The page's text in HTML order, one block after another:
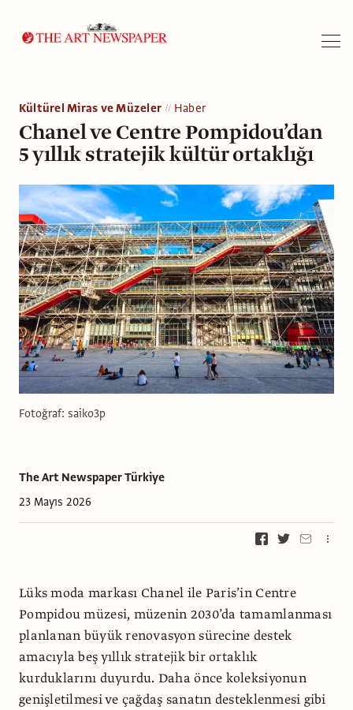
Kültürel Miras ve Müzeler Haber
Chanel ve Centre Pompidou’dan
5 yıllık stratejik kültür ortaklığı
The Art Newspaper Türkiye
23 Mayıs 2026
Fotoğraf: saiko3p
Lüks moda markası Chanel ile Paris’in Centre
Pompidou müzesi, müzenin 2030’da tamamlanması
planlanan büyük renovasyon sürecine destek
amacıyla beş yıllık stratejik bir ortaklık
kurduklarını duyurdu. Daha önce koleksiyonun
genişletilmesi ve çağdaş sanatın desteklenmesi gibi